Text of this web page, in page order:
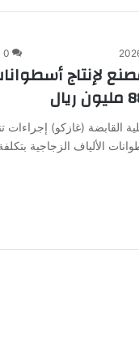
0
لإنتاج
القابضة (غازكو) إجراءات
الألياف الزجاجية